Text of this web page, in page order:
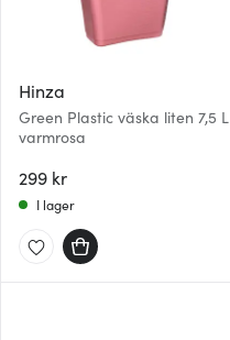
Hinza
Green Plastic väska liten 7,5 L
varmrosa
299 kr
I lager